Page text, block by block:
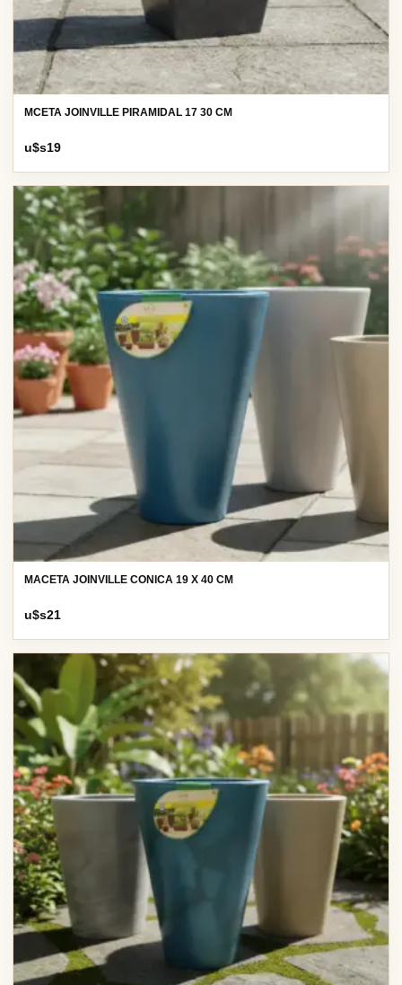
MCETA JOINVILLE PIRAMIDAL 17 30 CM
u$s19
MACETA JOINVILLE CONICA 19 X 40 CM
u$s21